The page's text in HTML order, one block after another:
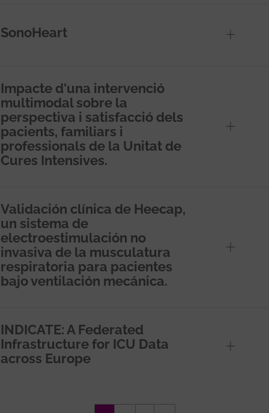
SonoHeart
Impacte d'una intervenció
multimodal sobre la
perspectiva i satisfacció dels
pacients, familiars i
professionals de la Unitat de
Cures Intensives.
Validación clínica de Heecap,
un sistema de
electroestimulación no
invasiva de la musculatura
respiratoria para pacientes
bajo ventilación mecánica.
INDICATE: A Federated
Infrastructure for ICU Data
across Europe